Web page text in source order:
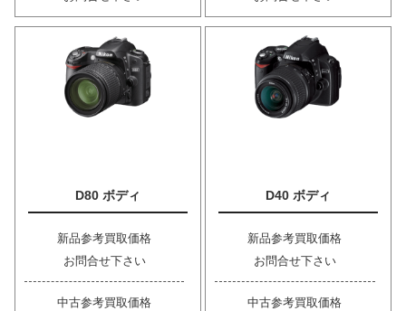
D80 ボディ
新品参考買取価格
お問合せ下さい
中古参考買取価格
D40 ボディ
新品参考買取価格
お問合せ下さい
中古参考買取価格